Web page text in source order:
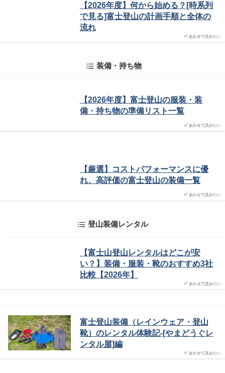
あわせて読みたい
【2026年度】何から始める？[時系列
で見る]富士登山の計画手順と全体の
流れ
装備・持ち物
あわせて読みたい
【2026年度】富士登山の服装・装
備・持ち物の準備リスト一覧
あわせて読みたい
【厳選】コストパフォーマンスに優
れ、高評価の富士登山の装備一覧
登山装備レンタル
あわせて読みたい
【富士山登山レンタルはどこが安
い？】装備・服装・靴のおすすめ3社
比較【2026年】
あわせて読みたい
富士登山装備（レインウェア・登山
靴）のレンタル体験記-[やまどうぐレ
ンタル屋]編